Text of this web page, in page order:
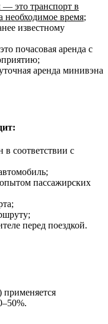
— это транспорт в
время;
известному
почасовая аренда с
аренда минивэна
соответствии с
пассажирских
перед поездкой.
применяется